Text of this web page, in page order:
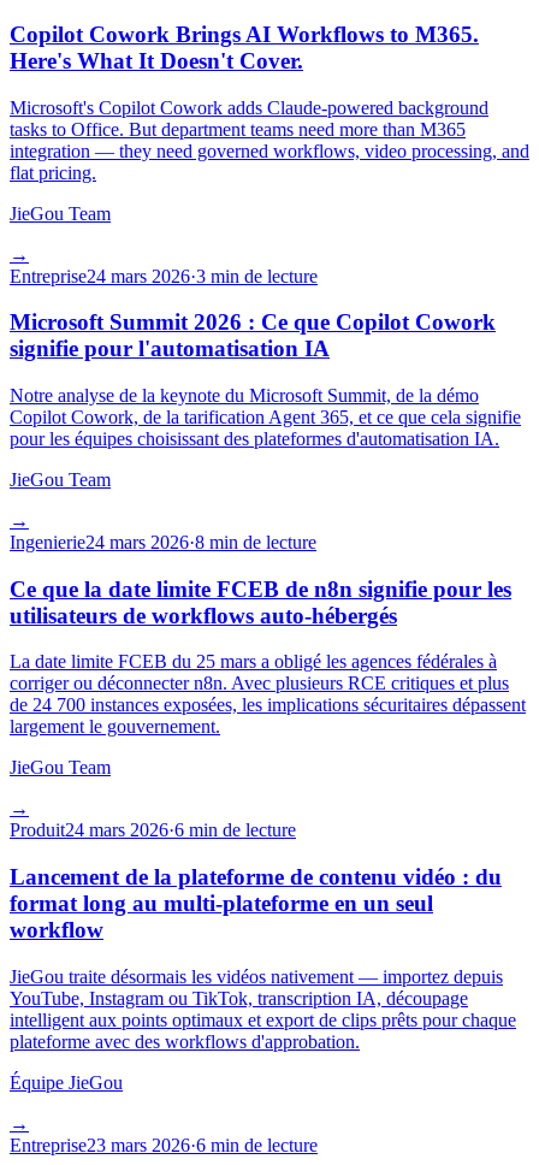
Copilot Cowork Brings AI Workflows to M365.
Here's What It Doesn't Cover.
Microsoft's Copilot Cowork adds Claude-powered background
tasks to Office. But department teams need more than M365
integration — they need governed workflows, video processing, and
flat pricing.
JieGou Team
→
Entreprise24 mars 2026·3 min de lecture
Microsoft Summit 2026 : Ce que Copilot Cowork
signifie pour l'automatisation IA
Notre analyse de la keynote du Microsoft Summit, de la démo
Copilot Cowork, de la tarification Agent 365, et ce que cela signifie
pour les équipes choisissant des plateformes d'automatisation IA.
JieGou Team
→
Ingenierie24 mars 2026·8 min de lecture
Ce que la date limite FCEB de n8n signifie pour les
utilisateurs de workflows auto-hébergés
La date limite FCEB du 25 mars a obligé les agences fédérales à
corriger ou déconnecter n8n. Avec plusieurs RCE critiques et plus
de 24 700 instances exposées, les implications sécuritaires dépassent
largement le gouvernement.
JieGou Team
→
Produit24 mars 2026·6 min de lecture
Lancement de la plateforme de contenu vidéo : du
format long au multi-plateforme en un seul
workflow
JieGou traite désormais les vidéos nativement — importez depuis
YouTube, Instagram ou TikTok, transcription IA, découpage
intelligent aux points optimaux et export de clips prêts pour chaque
plateforme avec des workflows d'approbation.
Équipe JieGou
→
Entreprise23 mars 2026·6 min de lecture